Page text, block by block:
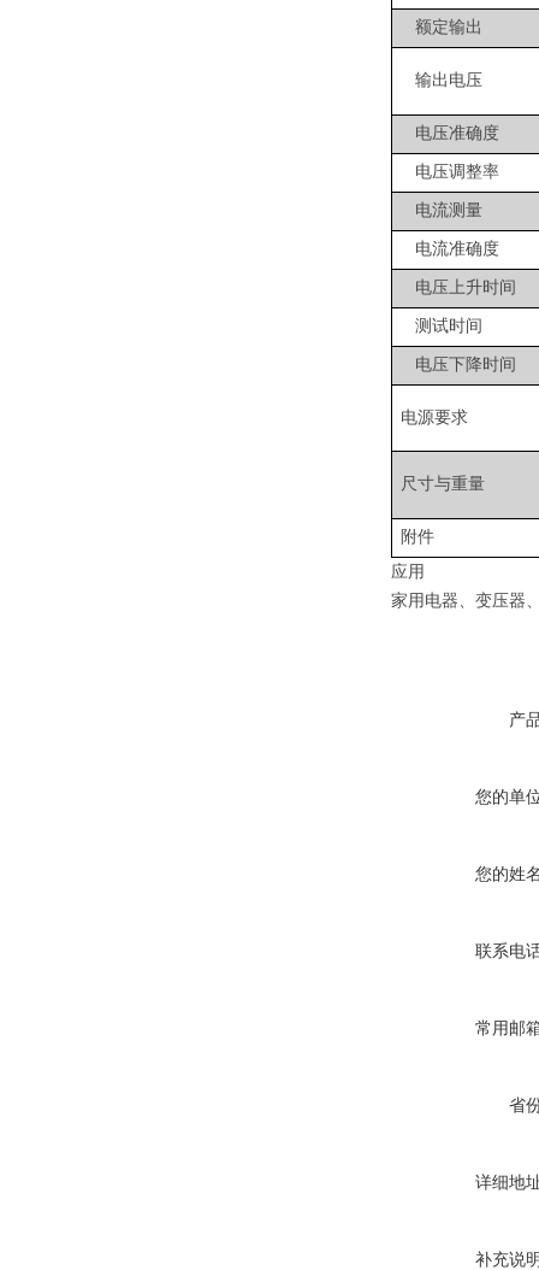
额定输出
输出电压
电压准确度
电压调整率
电流测量
电流准确度
电压上升时间
测试时间
电压下降时间
电源要求
尺寸与重量
附件
应用
家用电器、变压器
产
您的单
您的姓
联系电
常用邮
省
详细地
补充说